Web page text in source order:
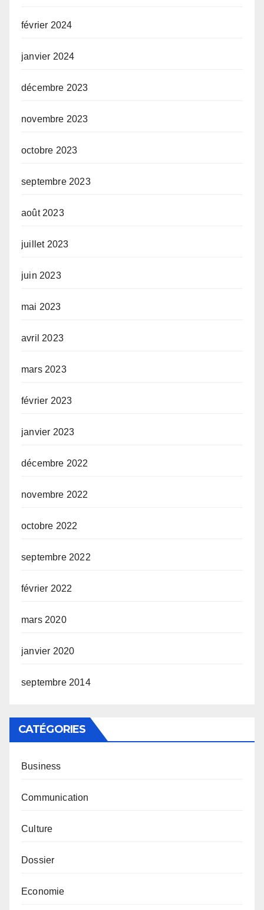
février 2024
janvier 2024
décembre 2023
novembre 2023
octobre 2023
septembre 2023
août 2023
juillet 2023
juin 2023
mai 2023
avril 2023
mars 2023
février 2023
janvier 2023
décembre 2022
novembre 2022
octobre 2022
septembre 2022
février 2022
mars 2020
janvier 2020
septembre 2014
CATÉGORIES
Business
Communication
Culture
Dossier
Economie